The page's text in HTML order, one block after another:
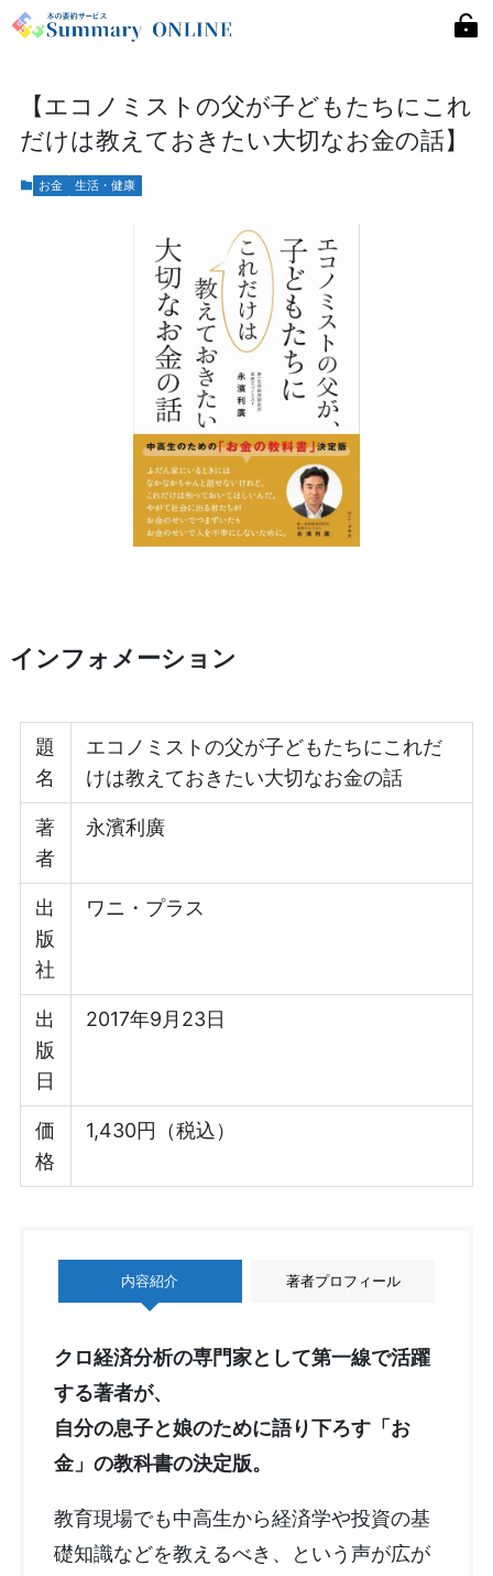
【エコノミストの父が子どもたちにこれ
だけは教えておきたい大切なお金の話】
お金 生活・健康
インフォメーション
題
名
エコノミストの父が子どもたちにこれだ
けは教えておきたい大切なお金の話
著
者
永濱利廣
出
版
社
ワニ・プラス
出
版
日
2017年9月23日
価
格
1,430円（税込）
内容紹介 著者プロフィール
クロ経済分析の専門家として第一線で活躍
する著者が、
自分の息子と娘のために語り下ろす「お
金」の教科書の決定版。
教育現場でも中高生から経済学や投資の基
礎知識などを教えるべき、という声が広が